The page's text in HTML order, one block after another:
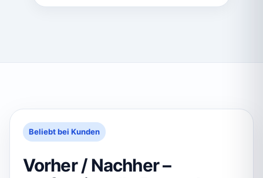
Beliebt bei Kunden
Vorher / Nachher –